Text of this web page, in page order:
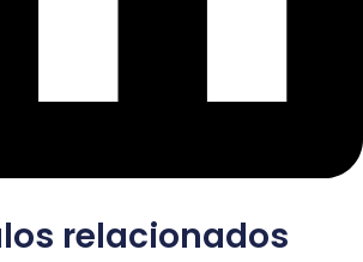
relacionados